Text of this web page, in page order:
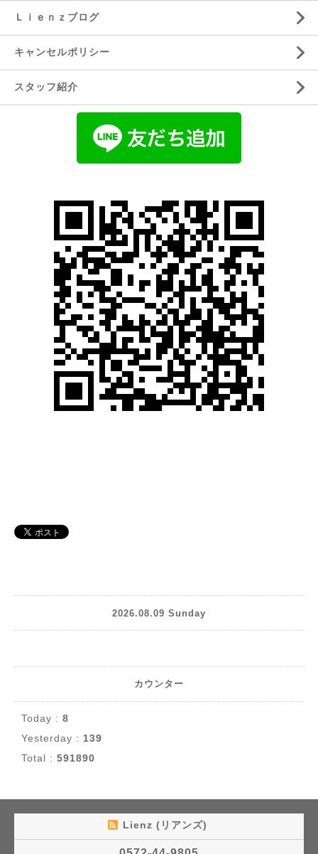
Ｌｉｅｎｚブログ
キャンセルポリシー
スタッフ紹介
2026.08.09 Sunday
カウンター
Today : 8
Yesterday : 139
Total : 591890
Lienz (リアンズ)